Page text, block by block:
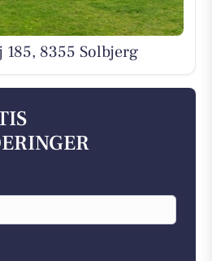
185, 8355 Solbjerg